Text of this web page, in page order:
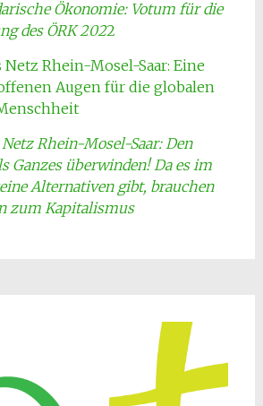
Ökonomie: Votum für die
des ÖRK 2022
Rhein-Mosel-Saar: Eine
Augen für die globalen
Rhein-Mosel-Saar: Den
Ganzes überwinden! Da es im
Alternativen gibt, brauchen
zum Kapitalismus